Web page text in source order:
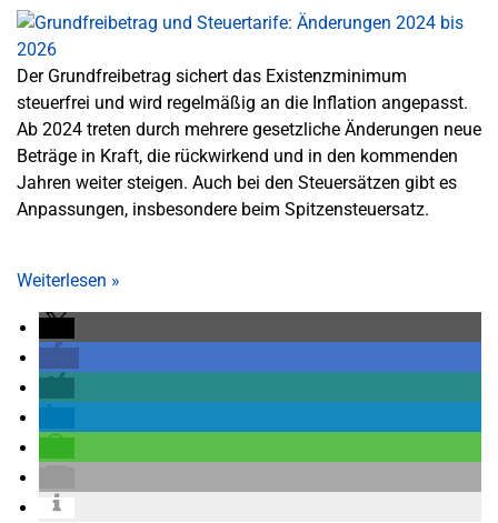
Der Grundfreibetrag sichert das Existenzminimum
steuerfrei und wird regelmäßig an die Inflation angepasst.
Ab 2024 treten durch mehrere gesetzliche Änderungen neue
Beträge in Kraft, die rückwirkend und in den kommenden
Jahren weiter steigen. Auch bei den Steuersätzen gibt es
Anpassungen, insbesondere beim Spitzensteuersatz.
Weiterlesen »